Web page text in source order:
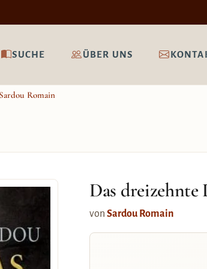
SUCHE ÜBER UNS
Sardou Romain
Das dreizehnte
von Sardou Romain